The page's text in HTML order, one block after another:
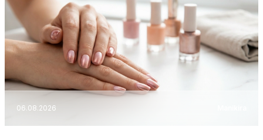
06.08.2026